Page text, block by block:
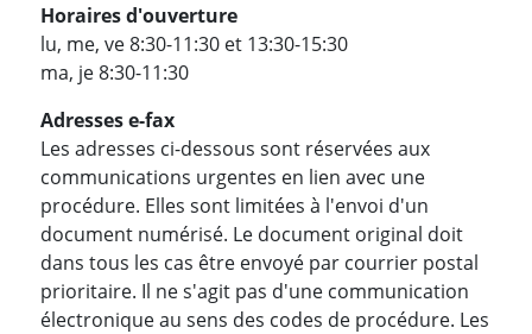
Horaires d'ouverture
lu, me, ve 8:30-11:30 et 13:30-15:30
ma, je 8:30-11:30
Adresses e-fax
Les adresses ci-dessous sont réservées aux
communications urgentes en lien avec une
procédure. Elles sont limitées à l'envoi d'un
document numérisé. Le document original doit
dans tous les cas être envoyé par courrier postal
prioritaire. Il ne s'agit pas d'une communication
électronique au sens des codes de procédure. Les